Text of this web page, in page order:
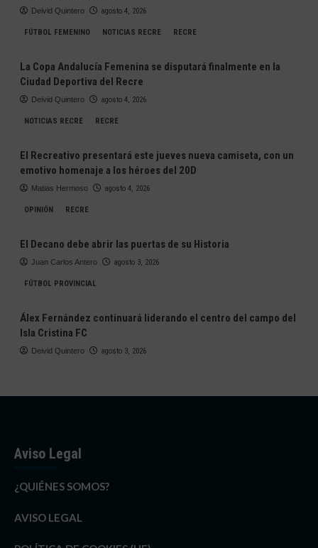
Deivid Quintero agosto 4, 2026
FÚTBOL FEMENINO NOTICIAS RECRE RECRE
La Copa Andalucía Femenina se disputará finalmente en la
Ciudad Deportiva del Recre
Deivid Quintero agosto 4, 2026
NOTICIAS RECRE RECRE
El Recreativo presentará este jueves nueva camiseta, con un
emotivo homenaje a los héroes del 20D
Matias Hermoso agosto 4, 2026
OPINIÓN RECRE
El Decano debe abrir las puertas de su Historia
Juan Carlos Antero agosto 3, 2026
FÚTBOL PROVINCIAL
Álex Fernández continuará liderando el centro del campo del
Isla Cristina FC
Deivid Quintero agosto 3, 2026
Aviso Legal
¿QUIÉNES SOMOS?
AVISO LEGAL